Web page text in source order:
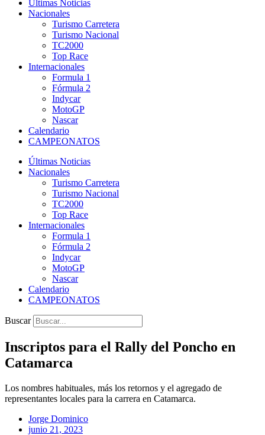
Últimas Noticias
Nacionales
Turismo Carretera
Turismo Nacional
TC2000
Top Race
Internacionales
Formula 1
Fórmula 2
Indycar
MotoGP
Nascar
Calendario
CAMPEONATOS
Últimas Noticias
Nacionales
Turismo Carretera
Turismo Nacional
TC2000
Top Race
Internacionales
Formula 1
Fórmula 2
Indycar
MotoGP
Nascar
Calendario
CAMPEONATOS
Buscar
Inscriptos para el Rally del Poncho en
Catamarca
Los nombres habituales, más los retornos y el agregado de
representantes locales para la carrera en Catamarca.
Jorge Dominico
junio 21, 2023